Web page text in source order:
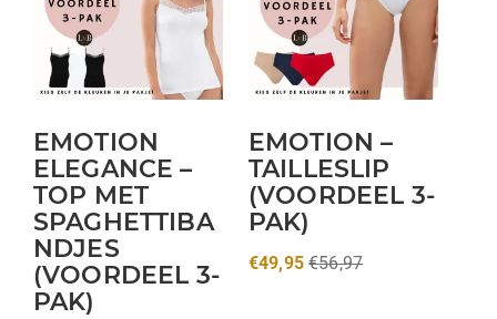
EMOTION
ELEGANCE –
TOP MET
SPAGHETTIBA
NDJES
(VOORDEEL 3-
PAK)
EMOTION –
TAILLESLIP
(VOORDEEL 3-
PAK)
€49,95 €56,97